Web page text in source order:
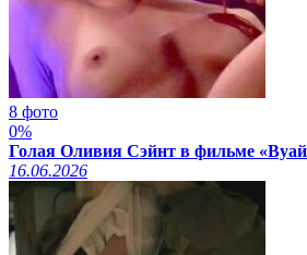
8 фото
0%
Голая Оливия Сэйнт в фильме
16.06.2026